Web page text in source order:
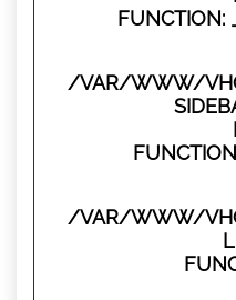
FUNCTION:
/VAR/WWW/
/VAR/WWW/